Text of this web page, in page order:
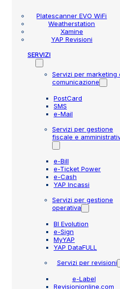
Platescanner EVO WiFi
Weatherstation
Xamine
YAP Revisioni
SERVIZI
Servizi per marketing
comunicazione
PostCard
SMS
e-Mail
Servizi per gestione
fiscale e
e-Bill
e-Ticket Power
e-Cash
YAP Incassi
Servizi per gestione
operativa
BI Evolution
e-Sign
MyYAP
YAP DataFULL
Servizi per revisioni
e-Label
Revisionionline.com
Con la circolare in oggetto
alcune importanti indicazioni
procedure di prenotazione
prima del 14 luglio 2006 che
contrassegno di
Motorizzazione ha proceduto
carte di circolazione.
omologazione (DGM) sulla
non sia assumibile dalla
caso non si abbia la certezza
all’origine, il ciclomotore
revisione presso l’UMC, il
aggiornare i dati della carta di
E’ stato puntualizzato, inoltre,
prenotazione, deve essere
circolazione (tipicamente
di circolazione) quale data di
trova logica spiegazione in
rilevante per la
e dei limiti a cui sarà
determinazione dell’esito.
Tra le modifiche generali al
MCTCNet2 si segnala quella
inserimento dei Km sul
PCPrenotazione,